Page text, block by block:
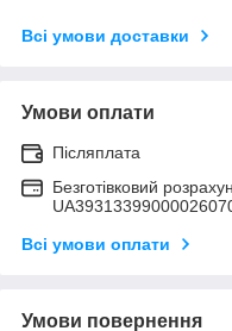
Всі умови доставки
Умови оплати
Післяплата
Безготівковий
Всі умови оплати
Умови повернення